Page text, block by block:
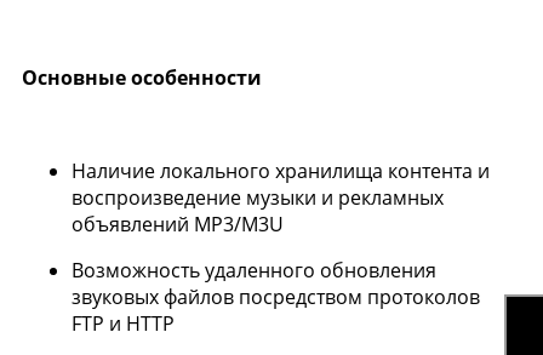
Основные особенности
Наличие локального хранилища контента и
воспроизведение музыки и рекламных
объявлений MP3/M3U
Возможность удаленного обновления
звуковых файлов посредством протоколов
FTP и HTTP